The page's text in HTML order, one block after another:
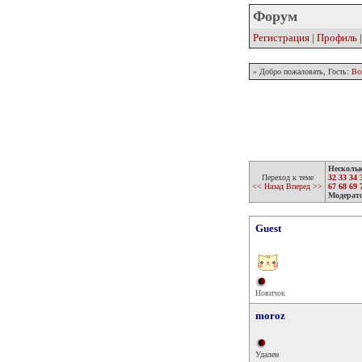
Форум
Регистрация | Профиль |
» Добро пожаловать, Гость:
Переход к теме
<< Назад Вперед >>
32 33 34
67 68 69
Guest
Новичок
moroz
Удален